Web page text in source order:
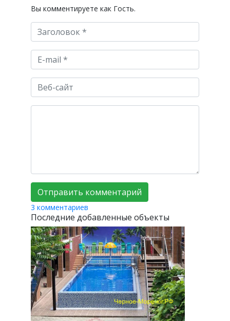
Вы комментируете как Гость.
3 комментариев
Последние добавленные объекты